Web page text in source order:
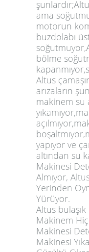
ama
motorun
buzdolabı
bölme
Altus
arızaların
makinem su
yapıyor ve
altından su
Makinesi
Almıyor,
Yerinden
Yürüyor.
Altus
Makinem Hiç
Makinesi
Makinesi